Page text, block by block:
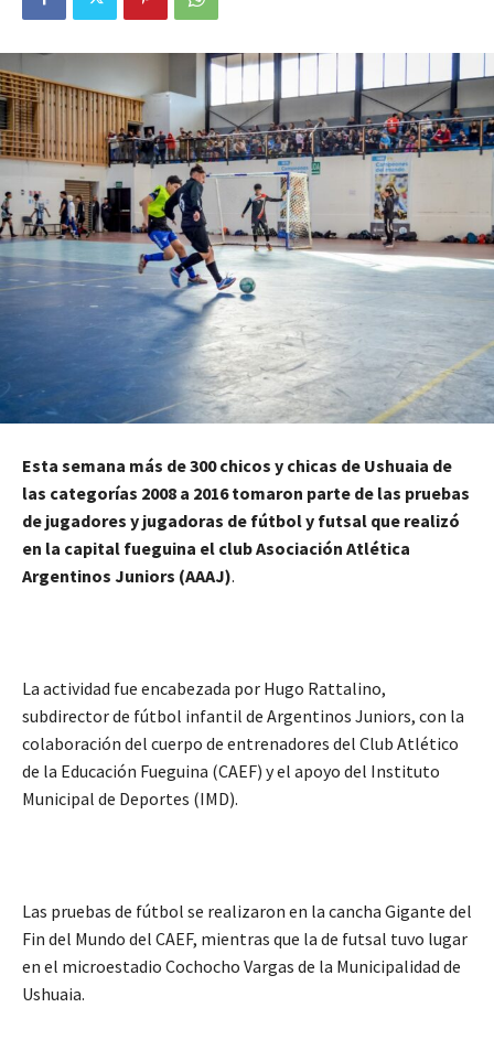
Esta semana más de 300 chicos y chicas de Ushuaia de
las categorías 2008 a 2016 tomaron parte de las pruebas
de jugadores y jugadoras de fútbol y futsal que realizó
en la capital fueguina el club Asociación Atlética
Argentinos Juniors (AAAJ).
La actividad fue encabezada por Hugo Rattalino,
subdirector de fútbol infantil de Argentinos Juniors, con la
colaboración del cuerpo de entrenadores del Club Atlético
de la Educación Fueguina (CAEF) y el apoyo del Instituto
Municipal de Deportes (IMD).
Las pruebas de fútbol se realizaron en la cancha Gigante del
Fin del Mundo del CAEF, mientras que la de futsal tuvo lugar
en el microestadio Cochocho Vargas de la Municipalidad de
Ushuaia.